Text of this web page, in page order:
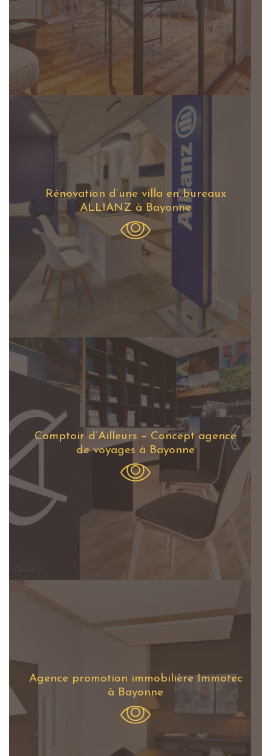
Rénovation d’une villa en bureaux
ALLIANZ à Bayonne
Comptoir d’Ailleurs – Concept agence
de voyages à Bayonne
Agence promotion immobilière Immotec
à Bayonne